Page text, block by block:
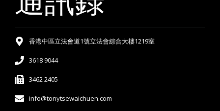
香港中區立法會道1號立法會綜合大樓1219室
3618 9044
3462 2405
info@tonytsewaichuen.com